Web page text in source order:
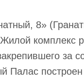
8»
комплекс
за
Палас